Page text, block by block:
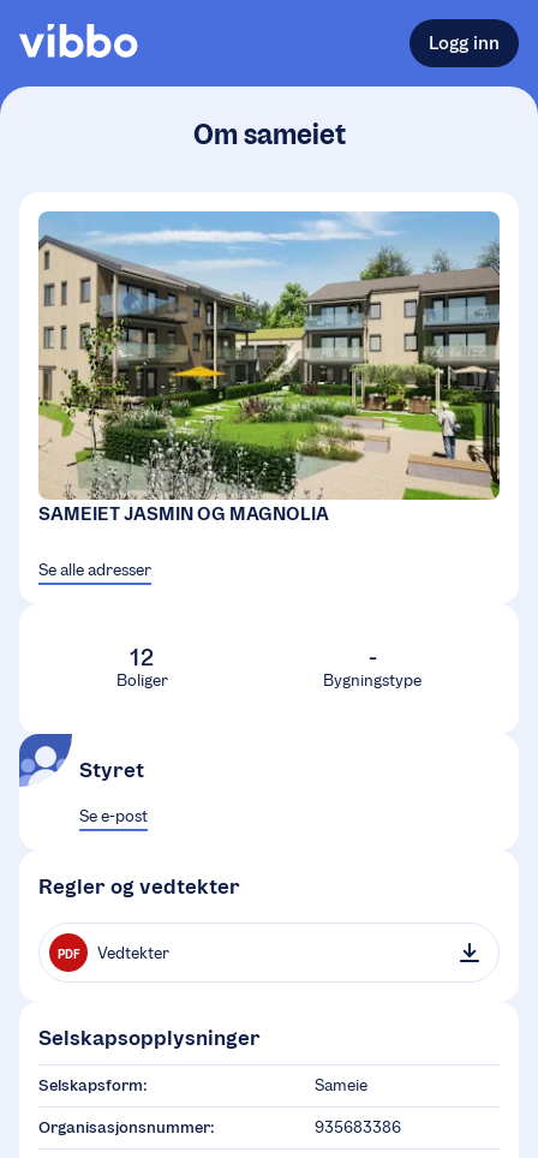
Logg inn
Om sameiet
SAMEIET JASMIN OG MAGNOLIA
Se alle adresser
12
Boliger
-
Bygningstype
Styret
Se e-post
Regler og vedtekter
PDF Vedtekter
Selskapsopplysninger
Selskapsform: Sameie
Organisasjonsnummer: 935683386